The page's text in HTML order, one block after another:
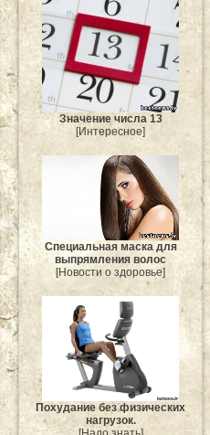
Значение числа 13
[Интересное]
Специальная маска для
выпрямления волос
[Новости о здоровье]
Похудание без физических
нагрузок.